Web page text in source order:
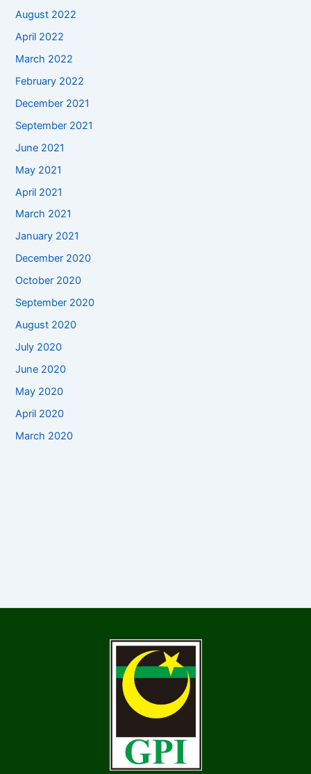
August 2022
April 2022
March 2022
February 2022
December 2021
September 2021
June 2021
May 2021
April 2021
March 2021
January 2021
December 2020
October 2020
September 2020
August 2020
July 2020
June 2020
May 2020
April 2020
March 2020